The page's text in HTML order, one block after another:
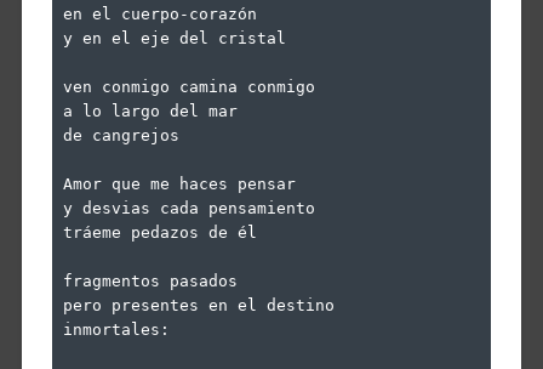
en el cuerpo-corazón
y en el eje del cristal
ven conmigo camina conmigo
a lo largo del mar
de cangrejos
Amor que me haces pensar
y desvias cada pensamiento
tráeme pedazos de él
fragmentos pasados
pero presentes en el destino
inmortales: